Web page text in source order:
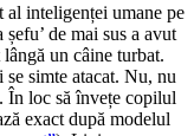
inteligenței umane pe
de mai sus a avut
un câine turbat.
simte atacat. Nu, nu
În loc să învețe copilul
exact după modelul